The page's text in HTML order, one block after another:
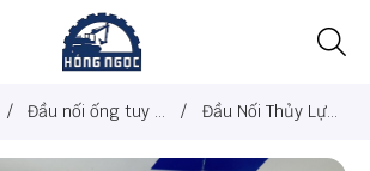
/ Đầu nối ống tuy ô
thủy lực
/ Đầu Nối Thủy Lực
Kobelco